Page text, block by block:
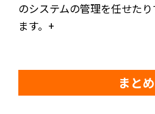
のシステムの管理を任せた
ます。+
まとめ